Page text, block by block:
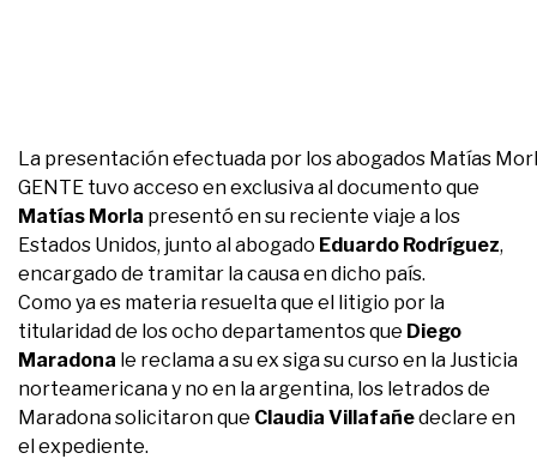
La presentación efectuada por los abogados Matías
GENTE tuvo acceso en exclusiva al documento que
Matías Morla presentó en su reciente viaje a los
Estados Unidos, junto al abogado Eduardo Rodríguez,
encargado de tramitar la causa en dicho país.
Como ya es materia resuelta que el litigio por la
titularidad de los ocho departamentos que Diego
Maradona le reclama a su ex siga su curso en la Justicia
norteamericana y no en la argentina, los letrados de
Maradona solicitaron que Claudia Villafañedeclare en
el expediente.